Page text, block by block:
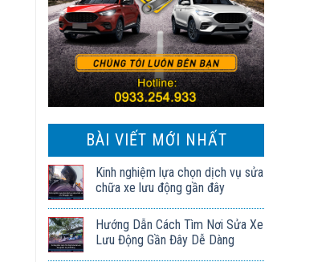
BÀI VIẾT MỚI NHẤT
Kinh nghiệm lựa chọn dịch vụ sửa
chữa xe lưu động gần đây
Hướng Dẫn Cách Tìm Nơi Sửa Xe
Lưu Động Gần Đây Dễ Dàng